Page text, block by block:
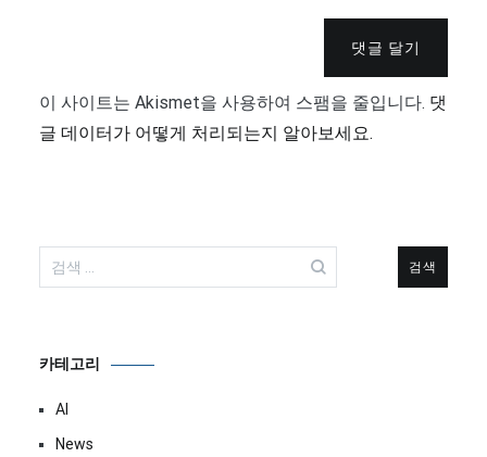
댓글 달기
이 사이트는 Akismet을 사용하여 스팸을 줄입니다. 댓
글 데이터가 어떻게 처리되는지 알아보세요.
색:
카테고리
AI
News